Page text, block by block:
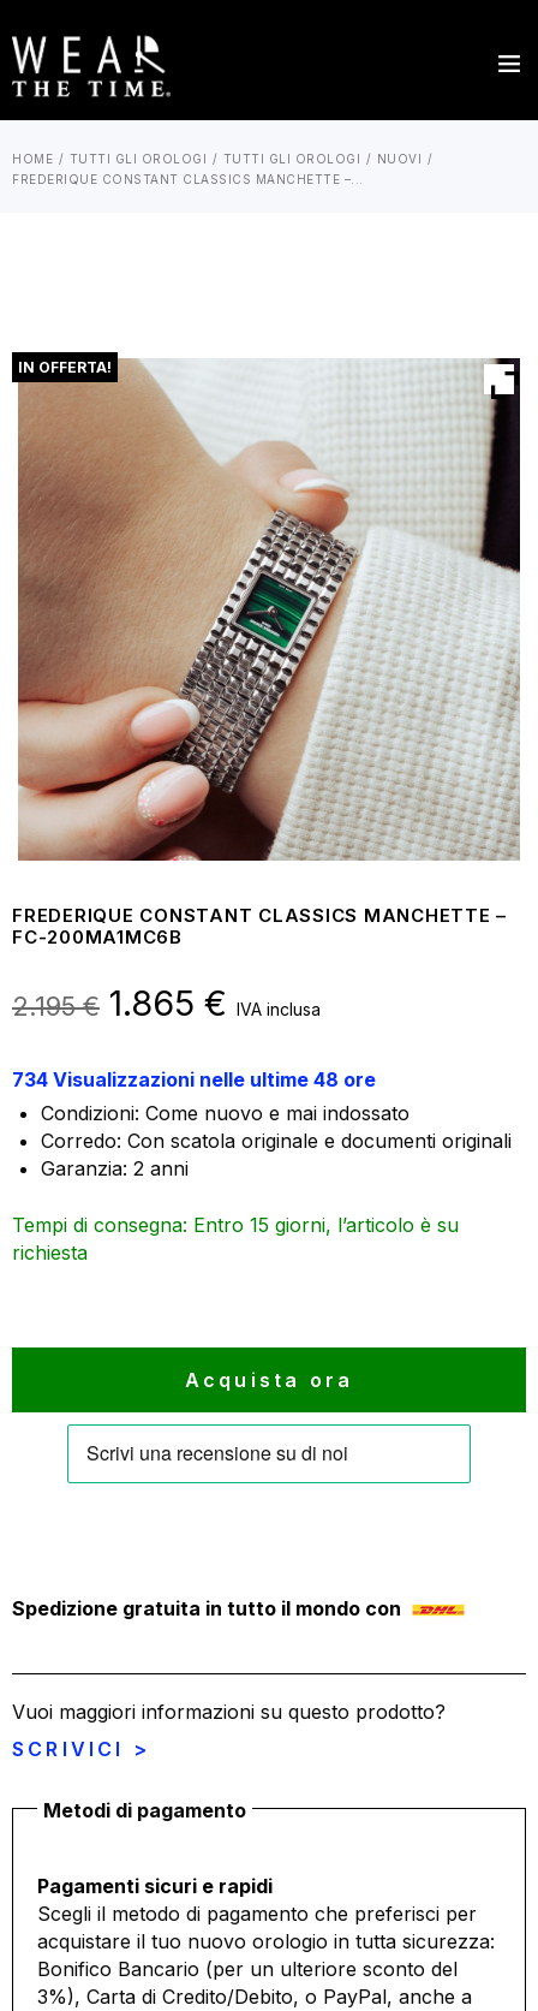
HOME TUTTI GLI OROLOGI TUTTI GLI OROLOGI
NUOVI
FREDERIQUE CONSTANT CLASSICS MANCHETTE –...
IN OFFERTA!
FREDERIQUE CONSTANT CLASSICS MANCHETTE –
FC-200MA1MC6B
2.195€ Il
originale
era:
2.195 €.
1.865 € Il
attuale
è:
IVA inclusa
734 Visualizzazioni nelle ultime 48 ore
Condizioni: Come nuovo e mai indossato
Corredo: Con scatola originale e documenti originali
Garanzia: 2 anni
Tempi di consegna: Entro 15 giorni, l’articolo è su
richiesta
Acquista ora
Metodi di pagamento
Pagamenti sicuri e rapidi
Scegli il metodo di pagamento che preferisci per
acquistare il tuo nuovo orologio in tutta sicurezza:
Bonifico Bancario (per un ulteriore sconto del
3%), Carta di Credito/Debito, o PayPal, anche a
Spedizione gratuita in tutto il mondo con
Vuoi maggiori informazioni su questo prodotto?
SCRIVICI >